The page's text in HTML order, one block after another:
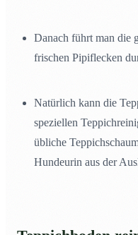
Danach führt man die
frischen Pipiflecken
Natürlich kann die
speziellen
übliche
Hundeurin aus der